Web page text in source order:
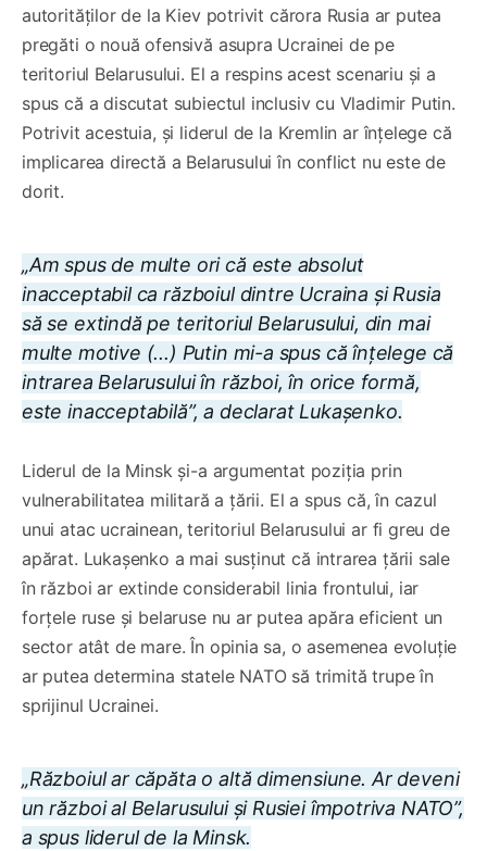
autorităților de la Kiev potrivit cărora Rusia ar putea
pregăti o nouă ofensivă asupra Ucrainei de pe
teritoriul Belarusului. El a respins acest scenariu și a
spus că a discutat subiectul inclusiv cu Vladimir Putin.
Potrivit acestuia, și liderul de la Kremlin ar înțelege că
implicarea directă a Belarusului în conflict nu este de
dorit.
„Am spus de multe ori că este absolut
inacceptabil ca războiul dintre Ucraina și Rusia
să se extindă pe teritoriul Belarusului, din mai
multe motive (...) Putin mi-a spus că înțelege că
intrarea Belarusului în război, în orice formă,
este inacceptabilă”, a declarat Lukașenko.
Liderul de la Minsk și-a argumentat poziția prin
vulnerabilitatea militară a țării. El a spus că, în cazul
unui atac ucrainean, teritoriul Belarusului ar fi greu de
apărat. Lukașenko a mai susținut că intrarea țării sale
în război ar extinde considerabil linia frontului, iar
forțele ruse și belaruse nu ar putea apăra eficient un
sector atât de mare. În opinia sa, o asemenea evoluție
ar putea determina statele NATO să trimită trupe în
sprijinul Ucrainei.
„Războiul ar căpăta o altă dimensiune. Ar deveni
un război al Belarusului și Rusiei împotriva NATO”,
a spus liderul de la Minsk.